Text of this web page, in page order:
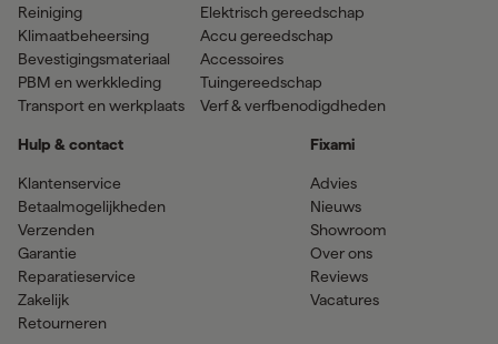
Reiniging
Klimaatbeheersing
Bevestigingsmateriaal
PBM en werkkleding
Transport en werkplaats
Elektrisch gereedschap
Accu gereedschap
Accessoires
Tuingereedschap
Verf & verfbenodigdheden
Hulp & contact
Klantenservice
Betaalmogelijkheden
Verzenden
Garantie
Reparatieservice
Zakelijk
Retourneren
Fixami
Advies
Nieuws
Showroom
Over ons
Reviews
Vacatures